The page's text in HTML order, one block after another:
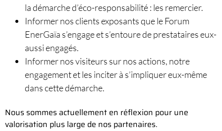
la démarche d’éco-responsabilité : les remercier.
Informer nos clients exposants que le Forum
EnerGaïa s’engage et s’entoure de prestataires eux-
aussi engagés.
Informer nos visiteurs sur nos actions, notre
engagement et les inciter à s’impliquer eux-même
dans cette démarche.
Nous sommes actuellement en réflexion pour une
valorisation plus large de nos partenaires.